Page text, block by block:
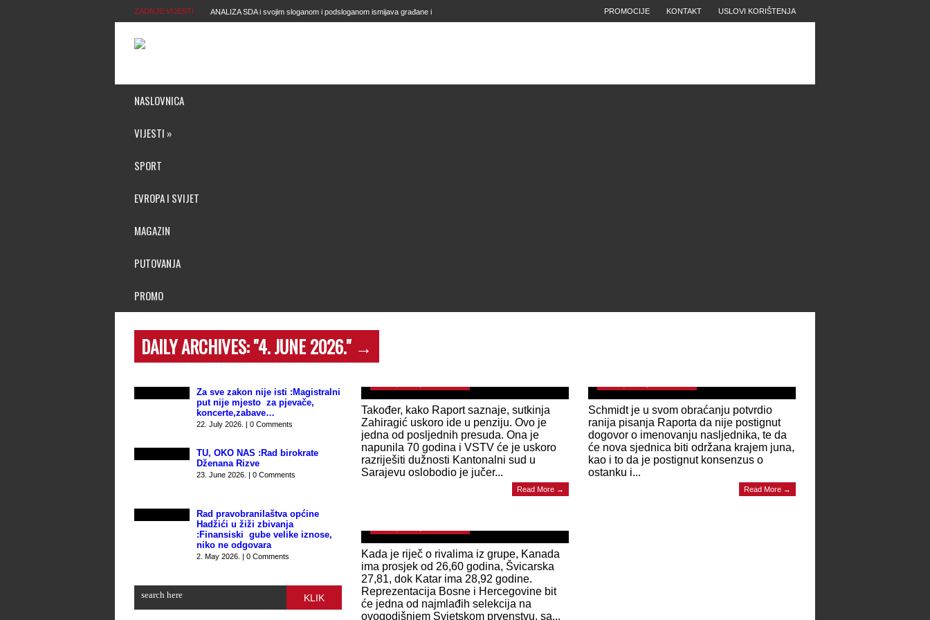
ZADNJE VIJESTI ANALIZA SDA i svojim sloganom i podsloganom ismijava građane i USLOVI KORIŠTENJA
KONTAKT
PROMOCIJE
NASLOVNICA
VIJESTI »
SPORT
EVROPA I SVIJET
MAGAZIN
PUTOVANJA
PROMO
DAILY ARCHIVES:"4. JUNE 2026."→
Za sve zakon nije isti :Magistralni
put nije mjesto za pjevače,
koncerte,zabave…
22. July 2026. | 0 Comments
TU, OKO NAS :Rad birokrate
Dženana Rizve
23. June 2026. | 0 Comments
Rad pravobranilaštva općine
Hadžići u žiži zbivanja
:Finansiski gube velike iznose,
niko ne odgovara
2. May 2026. | 0 Comments
KLIK
Kako je supruga SDA-ovca i predsjednika
Također, kako Raport saznaje, sutkinja
Zahiragić uskoro ide u penziju. Ovo je
jedna od posljednih presuda. Ona je
napunila 70 godina i VSTV će je uskoro
razriješiti dužnosti Kantonalni sud u
Sarajevu oslobodio je jučer...
Read More →
Schmidt je u svom obraćanju potvrdio
ranija pisanja Raporta da nije postignut
dogovor o imenovanju nasljednika, te da
će nova sjednica biti održana krajem juna,
kao i to da je postignut konsenzus o
ostanku i...
Read More →
OBJAVLJENA LISTA NAJMLAĐIH
Kada je riječ o rivalima iz grupe, Kanada
ima prosjek od 26,60 godina, Švicarska
27,81, dok Katar ima 28,92 godine.
Reprezentacija Bosne i Hercegovine bit
će jedna od najmlađih selekcija na
ovogodišnjem Svjetskom prvenstvu, sa...